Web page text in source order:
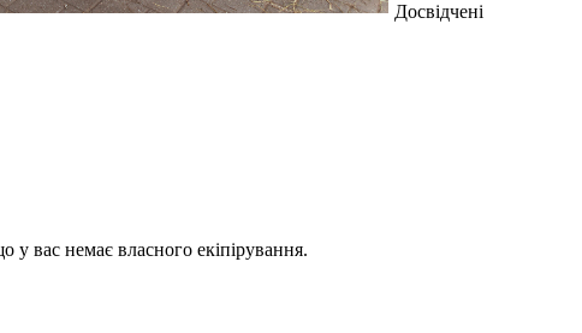
Досвідчені
вас немає власного екіпірування.